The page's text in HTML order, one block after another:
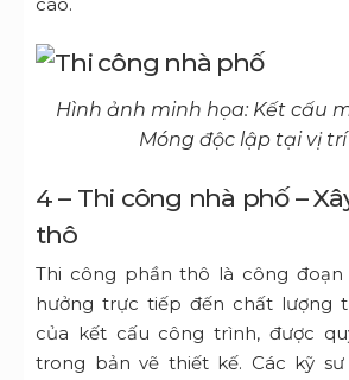
Hình ảnh minh họa: Kết cấu
Móng độc lập tại vị
4 – Thi công nhà phố –
thô
Thi công phần thô là công
hưởng trực tiếp đến chất lượng
của kết cấu công trình, được
trong bản vẽ thiết kế. Các kỹ